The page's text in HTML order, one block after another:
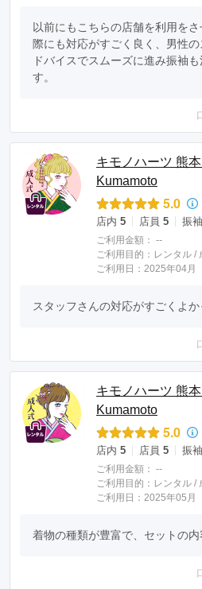
以前にもこちらの店舗を利用を
際にも対応がすごく良く、男性
ドバイスでスムーズに進み振袖
す。
キモノハーツ 熊
Kumamoto
5.0
店内 5 店員 5 振
ご利用金額： --
ご利用目的： レンタル /
ご利用日：2025年04月
スタッフさんの対応がすごくよか
キモノハーツ 熊
Kumamoto
5.0
店内 5 店員 5 振
ご利用金額： --
ご利用目的： レンタル /
ご利用日：2025年05月
着物の種類が豊富で、セットの内